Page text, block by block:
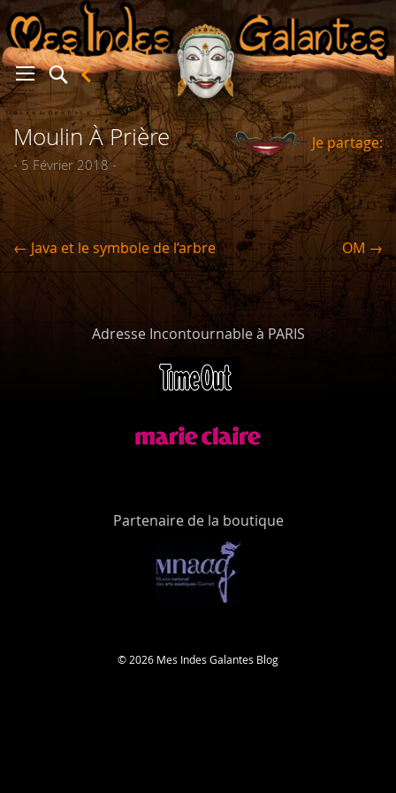
Moulin À Prière
- 5 Février 2018 -
Je partage:
← Java et le symbole de l’arbre OM →
Adresse Incontournable à PARIS
Partenaire de la boutique
© 2026 Mes Indes Galantes Blog